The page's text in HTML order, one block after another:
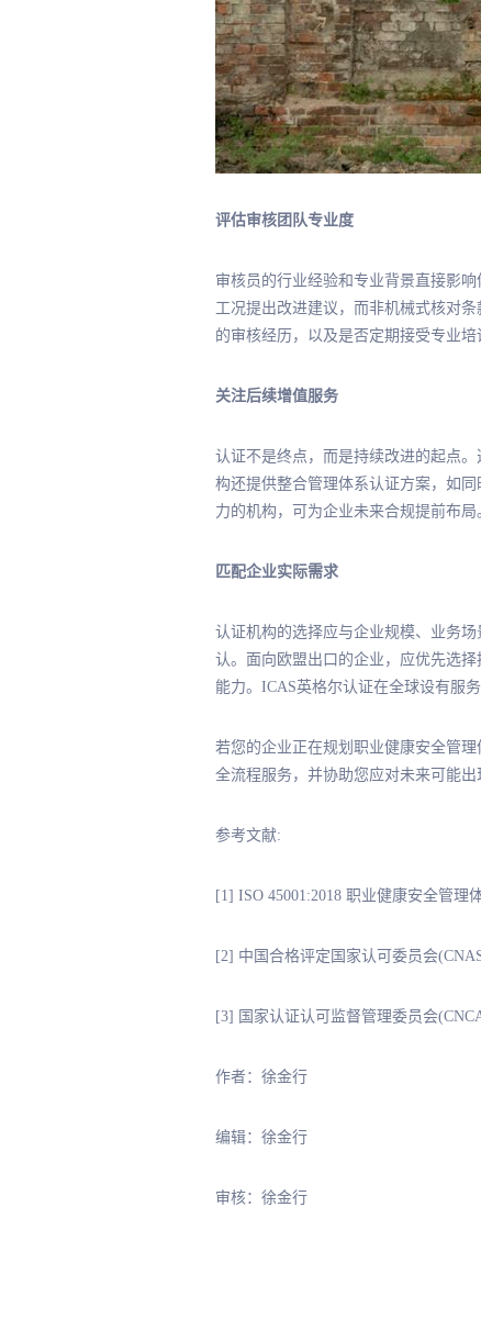
评估审核团队专业度
审核员的行业经验和专业背景直接影
工况提出改进建议，而非机械式核对
的审核经历，以及是否定期接受专业
关注后续增值服务
认证不是终点，而是持续改进的起点
构还提供整合管理体系认证方案，如
力的机构，可为企业未来合规提前布
匹配企业实际需求
认证机构的选择应与企业规模、业务
认。面向欧盟出口的企业，应优先选
能力。ICAS英格尔认证在全球设有服
若您的企业正在规划职业健康安全管
全流程服务，并协助您应对未来可能出
参考文献:
[1] ISO 45001:2018 职业健康安全管理
[2] 中国合格评定国家认可委员会
[3] 国家认证认可监督管理委员会
作者：徐金行
编辑：徐金行
审核：徐金行